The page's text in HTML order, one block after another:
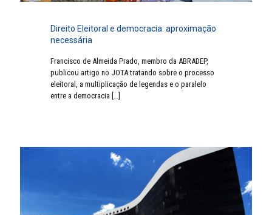
Direito Eleitoral e democracia: aproximação
necessária
Francisco de Almeida Prado, membro da ABRADEP,
publicou artigo no JOTA tratando sobre o processo
eleitoral, a multiplicação de legendas e o paralelo
entre a democracia […]